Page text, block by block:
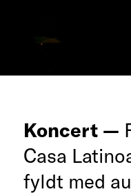
Koncert —
Casa
fyldt med